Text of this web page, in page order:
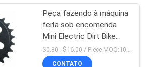
Peça fazendo à máquina
feita sob encomenda
Mini Electric Dirt Bike
Parts do Cnc do OEM
$0.80 - $16.00 / Piece MOQ:10 partes
CONTATO